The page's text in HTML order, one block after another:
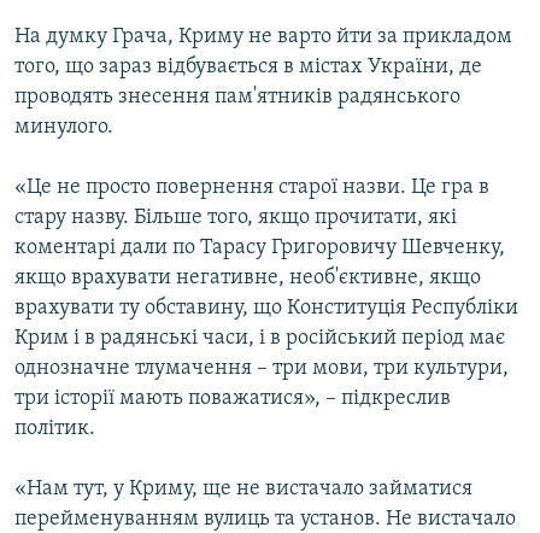
На думку Грача, Криму не варто йти за прикладом
того, що зараз відбувається в містах України, де
проводять знесення пам'ятників радянського
минулого.
«Це не просто повернення старої назви. Це гра в
стару назву. Більше того, якщо прочитати, які
коментарі дали по Тарасу Григоровичу Шевченку,
якщо врахувати негативне, необ'єктивне, якщо
врахувати ту обставину, що Конституція Республіки
Крим і в радянські часи, і в російський період має
однозначне тлумачення – три мови, три культури,
три історії мають поважатися», – підкреслив
політик.
«Нам тут, у Криму, ще не вистачало займатися
перейменуванням вулиць та установ. Не вистачало